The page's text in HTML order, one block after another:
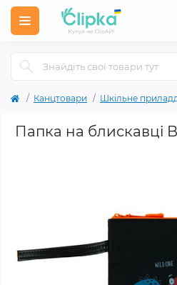
Канцтовари Шкільне
Папка на блискавці